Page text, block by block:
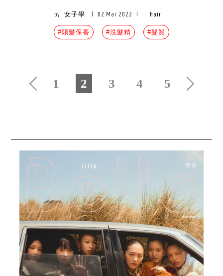
by 女子學 02 Mar 2022 hair
#頭髮保養 #洗髮精 #髮質
1 2 3 4 5